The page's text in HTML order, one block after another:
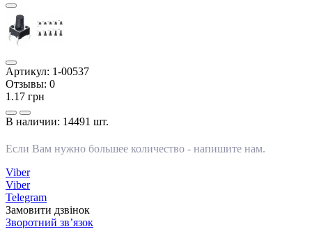
Артикул: 1-00537
Отзывы: 0
1.17 грн
В наличии: 14491 шт.
Если Вам нужно большее количество - напишите нам.
Viber
Viber
Telegram
Замовити дзвінок
Зворотний зв’язок